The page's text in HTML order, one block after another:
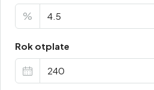
%
Rok otplate